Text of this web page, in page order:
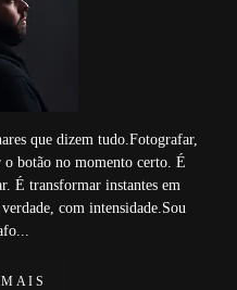
que dizem tudo.Fotografar,
botão no momento certo. É
É transformar instantes em
com intensidade.Sou